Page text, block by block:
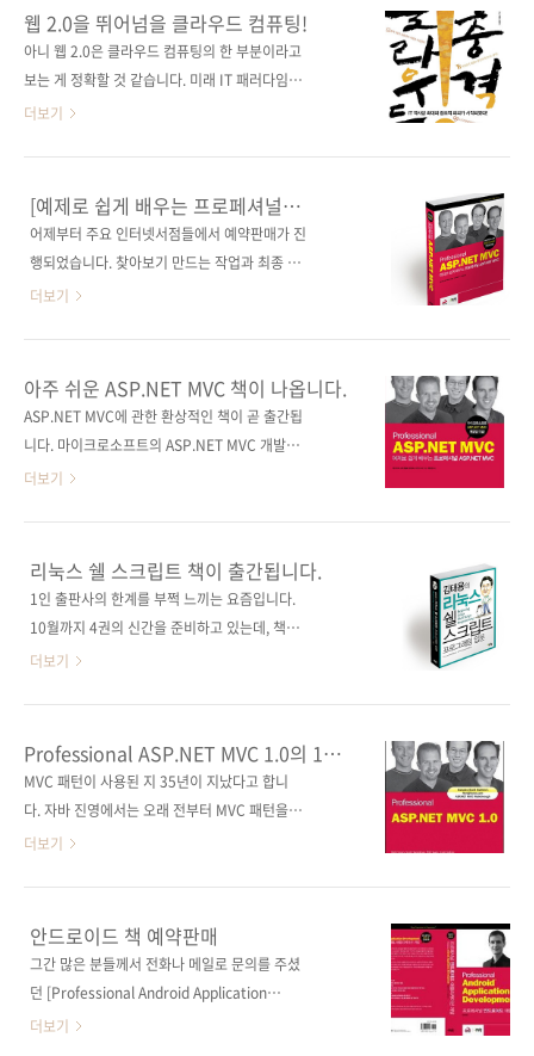
션 개발 조나단 지드자스키 저 | 김동호 역 | 에이
콘출판 | 2010.02.26 애..
시는 분들을 위해 비교적 간결하게 잘 설명한 글
이 네이버 지식iN에 있어 링크해드립니다. 자바
FX 뭐에요? JavaFX는 현재 1.2 버전이 출시된
해보고자 하시는 분들은 아래의 사이트를 둘러
보시는 것도 좋은 기회가 될 듯합니다.
출간하는 JavaFX 책은 아래의 원서를 번역한 책
입니다. 표지는 다들 아시죠? 썬 마이크로시스템
즈의 Java 시..
웹 2.0을 뛰어넘을 클라우드 컴퓨팅!
아니 웹 2.0은 클라우드 컴퓨팅의 한 부분이라고
보는 게 정확할 것 같습니다. 미래 IT 패러다임을
바꾼다는 클라우드 컴퓨팅! 이에 관한 기술소개
그 컴퓨팅과의 비교, 컴퓨터 시스템의 변화를 고
찰해보면서 클라우드 컴퓨팅으로의 필연적인 이
행이 왜 올 수밖에 없는지 그 이유를 살펴봅니다.
두로 하는 클라우드 컴퓨팅의 선두기업들의 전
략 및 이에 대응하는 기존 IT 거인이라고 할 수
응전략들도 살펴봅니다. 비즈니스의 일대 변혁
을 가져올 클라우드 컴퓨팅은 벤처, 중소기업, 대
기업의 사업전략의 수정을 불가피하게 만들 것
이며, 개인..
더보기
[예제로 쉽게 배우는 프로페셔널
ASP.NET MVC]가 나옵니다.
어제부터 주요 인터넷서점들에서 예약판매가 진
행되었습니다. 찾아보기 만드는 작업과 최종 점
검이 남아 있긴 하지만, 예약판매가 보통 2주 정
저자 중 한 명인 스콧 구스리(마이크로소프트 부
사장이기도 하죠)의 공유정신에 따라 1장은 온
라인에서 쉽게 구할 수 있습니다. 최종본이 나오
속드리고, 아래는 이미 공개했던 한글 번역원고
와 원서 1장을 다시 올려드리니 구입하시기 전에
ASP.NET MVC 1.0_ch01_JPub.zip 원서 1장
은 티스토리 업로드 용량제한으로 인해 스콧 구
스리의 블로그를 알려드리겠습니다. 아래에서
다..
더보기
아주 쉬운 ASP.NET MVC 책이 나옵니다.
ASP.NET MVC에 관한 환상적인 책이 곧 출간됩
니다. 마이크로소프트의 ASP.NET MVC 개발팀
핵심멤버 4인이 직접 집필하고, 2005년부터 국
으로 더 유명한 장현희 님께서 번역하신
『Professional ASP.NET MVC 1.0』이 곧 출
간됩니다. 현재 미국에서 출간된 ASP.NET MVC
APress의 『Pro ASP.NET MVC
Framework』와 쌍벽을 이루며 가장 널리 판
ASP.NET MVC 관련 책을 가장 먼저 출간하려
했으나 비제이퍼블릭에서 위의 책에 대한 번역
서를 저희보다 열흘 정도 먼저 출간하..
더보기
리눅스 쉘 스크립트 책이 출간됩니다.
1인 출판사의 한계를 부쩍 느끼는 요즘입니다.
10월까지 4권의 신간을 준비하고 있는데, 책은
정말 제대로 펴내고 싶지만 시간과 일손은 정해
은 원고를 주셨기에 편집 및 교정에 많은 시간을
줄일 수 있었습니다. 이번에 나올 4권의 신간 중
그 첫 번째는 쉘 스크립트 책입니다. 『CentOS
의 운영자 김태용 님의 저서입니다. (참고로 곧이
어 나올 제이펍의 책은 ASP.NET MVC 서적, 클
용 님의 책은 지금까지 수퍼유저코리아에서 출
간되었는데, 제이펍의 첫 책 『서버/인프라를 지
탱하는 기술』을 보신 후 변심(?)하셨는지 저희..
더보기
Professional ASP.NET MVC 1.0의 1장
번역본을 공개합니다.
MVC 패턴이 사용된 지 35년이 지났다고 합니
다. 자바 진영에서는 오래 전부터 MVC 패턴을
웹 애플리케이션 제작에 활발하게 이용하고 있
지만 이제는 ASP.NET MVC 프레임워크를 제공
하기에 보다 손쉽게 웹 애플리케이션 제작에
MVC 패턴을 적용할 수 있게 되었습니다.
디아 사전을 참고하세요. ☞☞☞
더보기
안드로이드 책 예약판매
그간 많은 분들께서 전화나 메일로 문의를 주셨
던 [Professional Android Application
Development] 번역서가 예약판매에 들어갔습
더보기